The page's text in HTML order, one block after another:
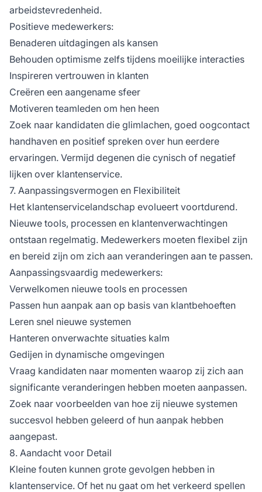
arbeidstevredenheid.
Positieve medewerkers:
Benaderen uitdagingen als kansen
Behouden optimisme zelfs tijdens moeilijke interacties
Inspireren vertrouwen in klanten
Creëren een aangename sfeer
Motiveren teamleden om hen heen
Zoek naar kandidaten die glimlachen, goed oogcontact
handhaven en positief spreken over hun eerdere
ervaringen. Vermijd degenen die cynisch of negatief
lijken over klantenservice.
7. Aanpassingsvermogen en Flexibiliteit
Het klantenservicelandschap evolueert voortdurend.
Nieuwe tools, processen en klantenverwachtingen
ontstaan regelmatig. Medewerkers moeten flexibel zijn
en bereid zijn om zich aan veranderingen aan te passen.
Aanpassingsvaardig medewerkers:
Verwelkomen nieuwe tools en processen
Passen hun aanpak aan op basis van klantbehoeften
Leren snel nieuwe systemen
Hanteren onverwachte situaties kalm
Gedijen in dynamische omgevingen
Vraag kandidaten naar momenten waarop zij zich aan
significante veranderingen hebben moeten aanpassen.
Zoek naar voorbeelden van hoe zij nieuwe systemen
succesvol hebben geleerd of hun aanpak hebben
aangepast.
8. Aandacht voor Detail
Kleine fouten kunnen grote gevolgen hebben in
klantenservice. Of het nu gaat om het verkeerd spellen